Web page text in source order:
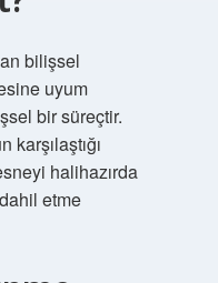
bilişsel
uyum
bir süreçtir.
halihazırda
etme